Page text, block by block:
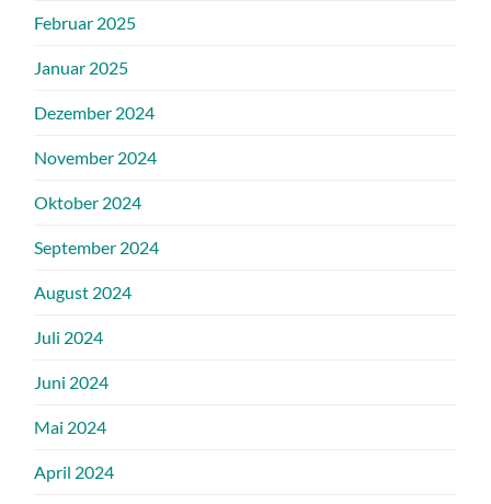
Februar 2025
Januar 2025
Dezember 2024
November 2024
Oktober 2024
September 2024
August 2024
Juli 2024
Juni 2024
Mai 2024
April 2024